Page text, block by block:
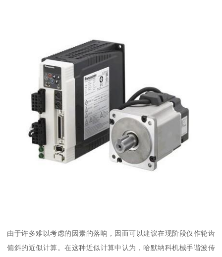
由于许多难以考虑的因素的落响，因而可以建议在现阶段仅作轮齿
偏斜的近似计算。在这种近似计算中认为，哈默纳科机械手谐波传